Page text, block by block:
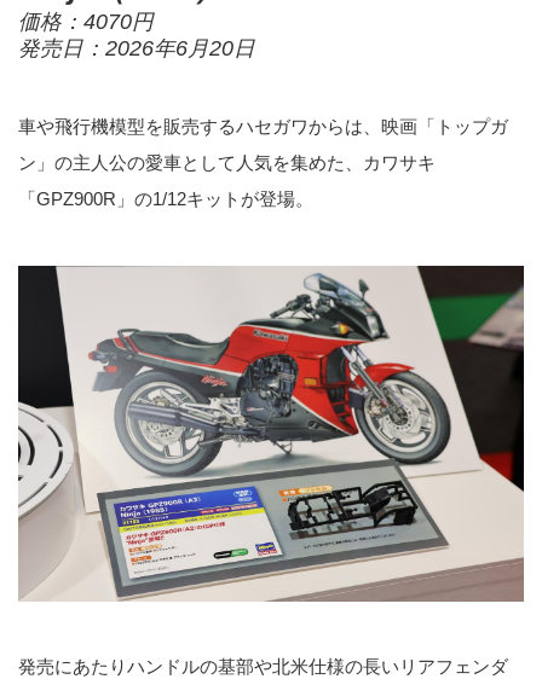
価格：4070円
発売日：2026年6月20日
車や飛行機模型を販売するハセガワからは、映画「トップガ
ン」の主人公の愛車として人気を集めた、カワサキ
「GPZ900R」の1/12キットが登場。
発売にあたりハンドルの基部や北米仕様の長いリアフェンダ